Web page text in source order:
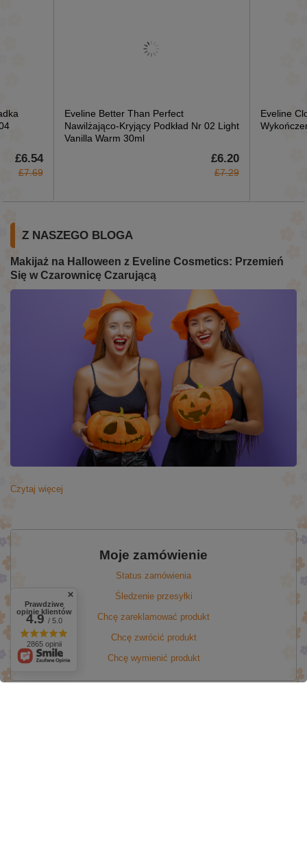
£6.54
£7.69
Eveline Better Than Perfect
Nawilżająco-Kryjący Podkład Nr 02 Light
Vanilla Warm 30ml
£6.20
£7.29
Eveline
Z NASZEGO BLOGA
Makijaż na Halloween z Eveline Cosmetics: Przemień
Się w Czarownicę Czarującą
Czytaj więcej
Moje zamówienie
Status zamówienia
Śledzenie przesyłki
Chcę zareklamować produkt
Chcę zwrócić produkt
Chcę wymienić produkt
Prawdziwe
opinie klientów
4.9/ 5.0
2865 opinii